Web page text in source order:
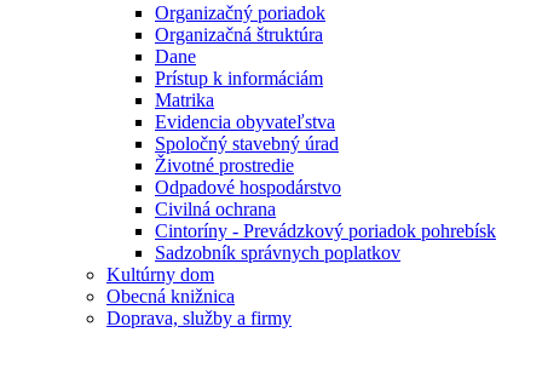
Organizačný poriadok
Organizačná štruktúra
Dane
Prístup k informáciám
Matrika
Evidencia obyvateľstva
Spoločný stavebný úrad
Životné prostredie
Odpadové hospodárstvo
Civilná ochrana
Cintoríny - Prevádzkový poriadok pohrebísk
Sadzobník správnych poplatkov
Kultúrny dom
Obecná knižnica
Doprava, služby a firmy